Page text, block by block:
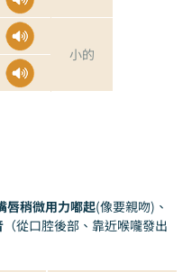
小的
唇稍微用力嘟起(像要親吻)、
（從口腔後部、靠近喉嚨發出